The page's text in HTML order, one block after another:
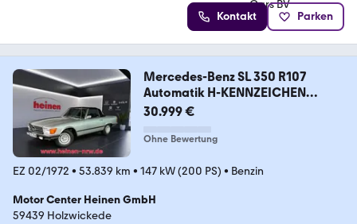
Kontakt Parken
Mercedes-Benz SL 350 R107
Automatik H-KENNZEICHEN
RADIO
30.999 €
Ohne Bewertung
EZ 02/1972 • 53.839 km • 147 kW (200 PS) • Benzin
Motor Center Heinen GmbH
59439 Holzwickede